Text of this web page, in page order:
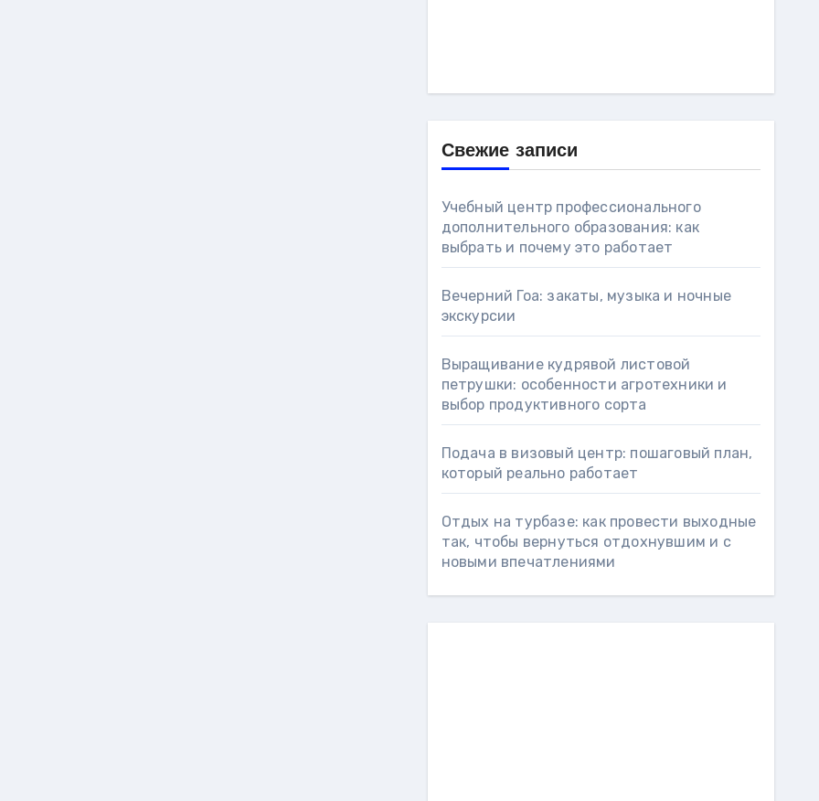
Свежие записи
Учебный центр профессионального
дополнительного образования: как
выбрать и почему это работает
Вечерний Гоа: закаты, музыка и ночные
экскурсии
Выращивание кудрявой листовой
петрушки: особенности агротехники и
выбор продуктивного сорта
Подача в визовый центр: пошаговый план,
который реально работает
Отдых на турбазе: как провести выходные
так, чтобы вернуться отдохнувшим и с
новыми впечатлениями